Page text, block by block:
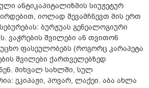
ანტიკაპიტალიზმის სიუჟეტურ
იოლად შევამჩნევთ მის ერთ
ბურჟუას გენეალოგიური
ვაჭრების შვილები ან თვითონ
ფასეულობებს (როგორც კარაპეტა
შვილები ქართველებზედ
მიხვალ სახლში, სულ
ეკიპაჟი, პოვარ, ლაქეი. აბა ახლა